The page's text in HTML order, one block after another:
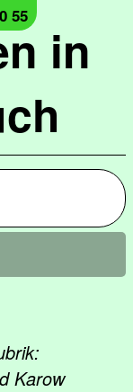
in
55
Karow